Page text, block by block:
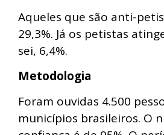
Aqueles que são anti-
29,3%. Já os petistas
sei, 6,4%.
Metodologia
Foram ouvidas 4.500
municípios brasileiros. O